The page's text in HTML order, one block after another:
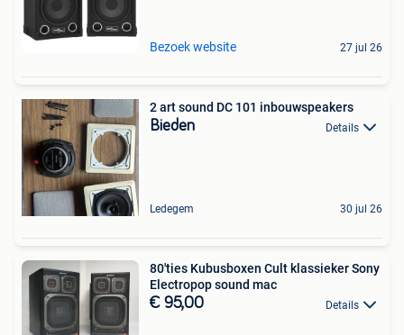
Bezoek website 27 jul 26
2 art sound DC 101 inbouwspeakers
Bieden Details
Ledegem 30 jul 26
80'ties Kubusboxen Cult klassieker Sony
Electropop sound mac
€ 95,00 Details